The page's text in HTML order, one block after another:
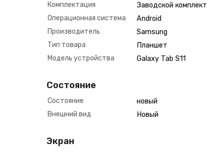
Комплектация
Заводской комплект
Операционная система
Android
Производитель
Samsung
Тип товара
Планшет
Модель устройства
Galaxy Tab S11
Состояние
Состояние
новый
Внешний вид
Новый
Экран